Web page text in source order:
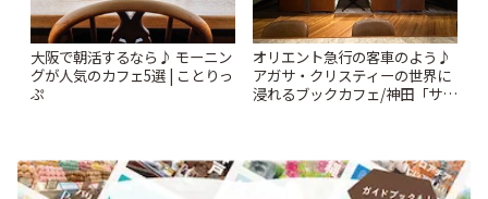
大阪で朝活するなら♪ モーニン
グが人気のカフェ5選 | ことりっ
ぷ
オリエント急行の客車のよう♪
アガサ・クリスティーの世界に
浸れるブックカフェ/神田「サロ